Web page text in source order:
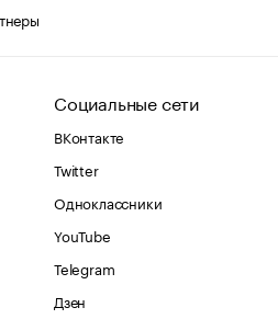
Социальные сети
ВКонтакте
Twitter
Одноклассники
YouTube
Telegram
Дзен